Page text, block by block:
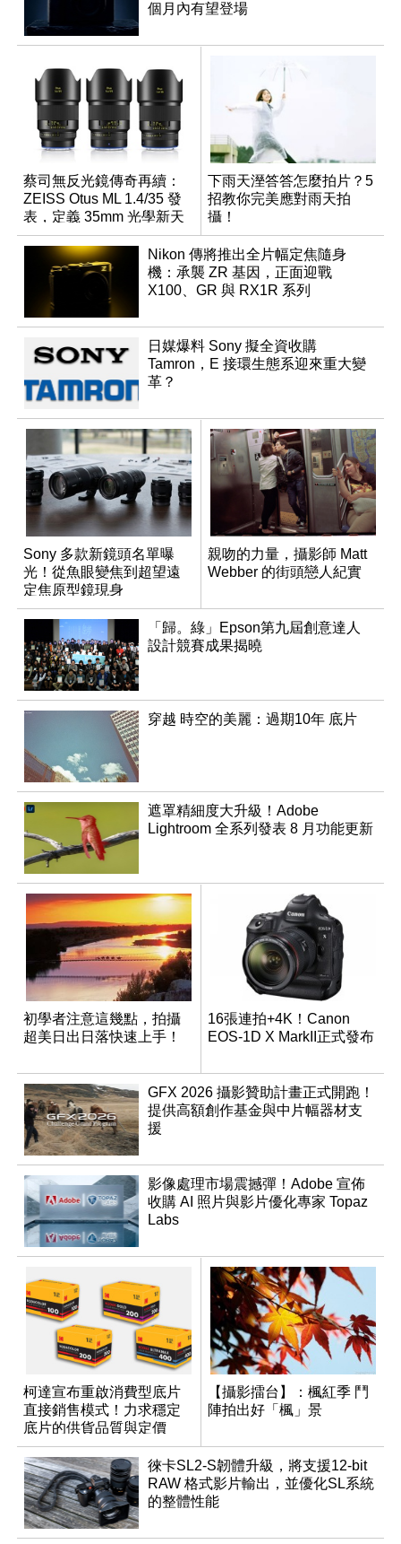
個月內有望登場
蔡司無反光鏡傳奇再續：
ZEISS Otus ML 1.4/35 發
表，定義 35mm 光學新天
花板
下雨天溼答答怎麼拍片？5
招教你完美應對雨天拍
攝！
Nikon 傳將推出全片幅定焦隨身
機：承襲 ZR 基因，正面迎戰
X100、GR 與 RX1R 系列
日媒爆料 Sony 擬全資收購
Tamron，E 接環生態系迎來重大變
革？
Sony 多款新鏡頭名單曝
光！從魚眼變焦到超望遠
定焦原型鏡現身
親吻的力量，攝影師 Matt
Webber 的街頭戀人紀實
「歸。綠」Epson第九屆創意達人
設計競賽成果揭曉
穿越 時空的美麗：過期10年 底片
遮罩精細度大升級！Adobe
Lightroom 全系列發表 8 月功能更新
初學者注意這幾點，拍攝
超美日出日落快速上手！
16張連拍+4K！Canon
EOS-1D X MarkII正式發布
GFX 2026 攝影贊助計畫正式開跑！
提供高額創作基金與中片幅器材支
援
影像處理市場震撼彈！Adobe 宣佈
收購 AI 照片與影片優化專家 Topaz
Labs
柯達宣布重啟消費型底片
直接銷售模式！力求穩定
底片的供貨品質與定價
【攝影擂台】：楓紅季 鬥
陣拍出好「楓」景
徠卡SL2-S韌體升級，將支援12-bit
RAW 格式影片輸出，並優化SL系統
的整體性能